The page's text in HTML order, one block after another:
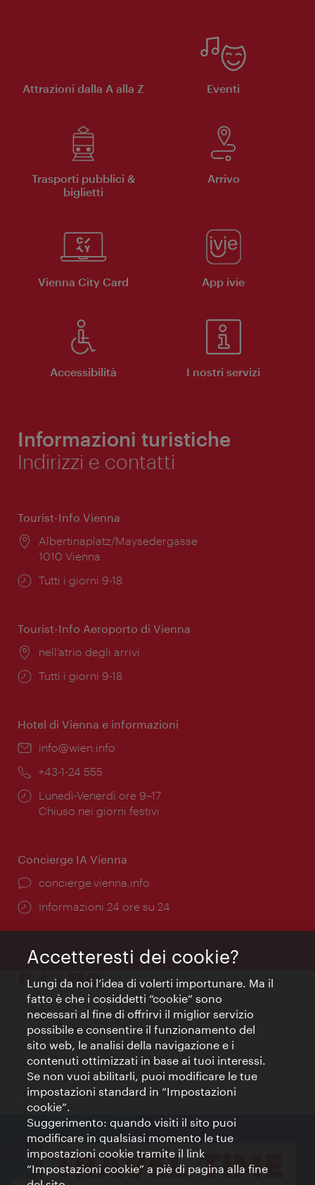
Attrazioni dalla A alla Z Eventi
Trasporti pubblici &
biglietti
Arrivo
Vienna City Card App ivie
Accessibilità I nostri servizi
Informazioni turistiche
Indirizzi e contatti
Tourist-Info Vienna
Posizione:
Albertinaplatz/Maysedergasse
1010 Vienna
Orari
Tutti i giorni 9-18
Tourist-Info Aeroporto di Vienna
Posizione:
nell’atrio degli arrivi
Orari
Tutti i giorni 9-18
Hotel di Vienna e informazioni
Email:
info@wien.info
Telefono:
+43-1-24 555
Orari
di
Lunedì-Venerdì ore 9–17
Chiuso nei giorni festivi
Concierge IA Vienna
Ort:
concierge.vienna.info
Öffnungszeiten:
Informazioni 24 ore su 24
Contatti
Colophon
Dichiarazione sulla protezione dei dati
Terms of Use
Accessibilità
Contatto stampa
Impostazioni cookie
© Copyright WienTourismus
Accetteresti dei cookie?
Lungi da noi l’idea di volerti importunare. Ma il
fatto è che i cosiddetti “cookie” sono
necessari al fine di offrirvi il miglior servizio
possibile e consentire il funzionamento del
sito web, le analisi della navigazione e i
contenuti ottimizzati in base ai tuoi interessi.
Se non vuoi abilitarli, puoi modificare le tue
impostazioni standard in “Impostazioni
cookie”.
Suggerimento: quando visiti il sito puoi
modificare in qualsiasi momento le tue
impostazioni cookie tramite il link
“Impostazioni cookie” a piè di pagina alla fine